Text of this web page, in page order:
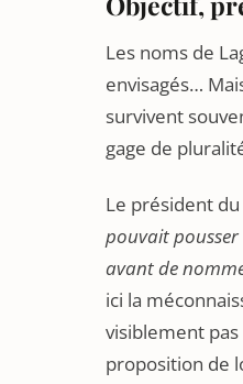
Les noms de
envisagés…
survivent
gage de
Le président
pouvait
avant de
ici la
visiblement
proposition de